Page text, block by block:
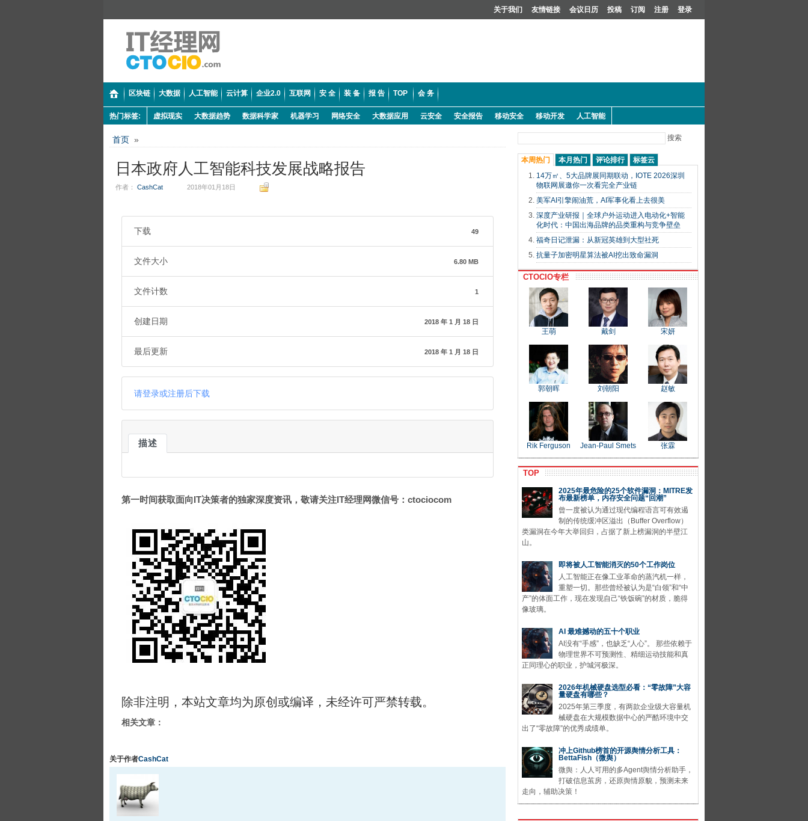
关于我们 友情链接 会议日历 投稿 订阅 注册 登录
区块链 大数据 人工智能 云计算 企业2.0 互联网 安 全 装 备 报 告 TOP 会 务
热门标签: 虚拟现实 大数据趋势 数据科学家 机器学习 网络安全 大数据应用 云安全 安全报告 移动安全 移动开发 人工智能
首页 »
日本政府人工智能科技发展战略报告
作者： CashCat 2018年01月18日
下载 49
文件大小 6.80 MB
文件计数 1
创建日期 2018 年 1 月 18 日
最后更新 2018 年 1 月 18 日
请登录或注册后下载
描述
第一时间获取面向IT决策者的独家深度资讯，敬请关注IT经理网微信号：ctociocom
除非注明，本站文章均为原创或编译，未经许可严禁转载。
相关文章：
关于作者CashCat
搜索
本周热门 本月热门 评论排行
标签云
14万㎡、5大品牌展同期联动，IOTE 2026深圳
物联网展邀你一次看完全产业链
美军AI引擎闹油荒，AI军事化看上去很美
深度产业研报｜全球户外运动进入电动化+智能
化时代：中国出海品牌的品类重构与竞争壁垒
福奇日记泄漏：从新冠英雄到大型社死
抗量子加密明星算法被AI挖出致命漏洞
CTOCIO专栏
王萌 戴剑 宋妍
郭朝晖 刘朝阳 赵敏
Rik Ferguson Jean-Paul Smets 张霖
TOP
2025年最危险的25个软件漏洞：MITRE发
布最新榜单，内存安全问题“回潮”
曾一度被认为通过现代编程语言可有效遏
制的传统缓冲区溢出（Buffer Overflow）
类漏洞在今年大举回归，占据了新上榜漏洞的半壁江
山。
即将被人工智能消灭的50个工作岗位
人工智能正在像工业革命的蒸汽机一样，
重塑一切。那些曾经被认为是“白领”和“中
产”的体面工作，现在发现自己“铁饭碗”的材质，脆得
像玻璃。
AI 最难撼动的五十个职业
AI没有“手感”，也缺乏“人心”。 那些依赖于
物理世界不可预测性、精细运动技能和真
正同理心的职业，护城河极深。
2026年机械硬盘选型必看：“零故障”大容
量硬盘有哪些？
2025年第三季度，有两款企业级大容量机
械硬盘在大规模数据中心的严酷环境中交
出了“零故障”的优秀成绩单。
冲上Github榜首的开源舆情分析工具：
BettaFish（微舆）
微舆：人人可用的多Agent舆情分析助手，
打破信息茧房，还原舆情原貌，预测未来
走向，辅助决策！